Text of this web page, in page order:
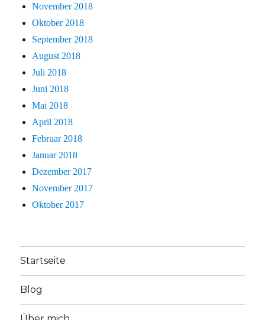
November 2018
Oktober 2018
September 2018
August 2018
Juli 2018
Juni 2018
Mai 2018
April 2018
Februar 2018
Januar 2018
Dezember 2017
November 2017
Oktober 2017
Startseite
Blog